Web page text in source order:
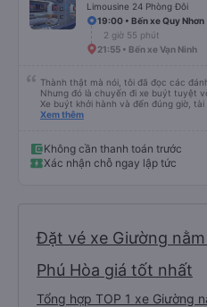
Limousine 24 Phòng Đôi
19:00 • Bến xe Quy Nhơn
2 giờ 55 phút
21:55 • Bến xe Vạn Ninh
Thành thật mà nói, tôi đã đọc các
Nhưng đó là chuyến đi xe buýt tuyệt
Xe buýt khởi hành và đến đúng giờ,
dù vẫn hơi xóc, nhưng đó là đặc trưng
Xem thêm
Không cần thanh toán trước
Xác nhận chỗ ngay lập tức
Đặt vé xe Giường
Phú Hòa giá tốt nhất
Tổng hợp TOP 1 xe Giường